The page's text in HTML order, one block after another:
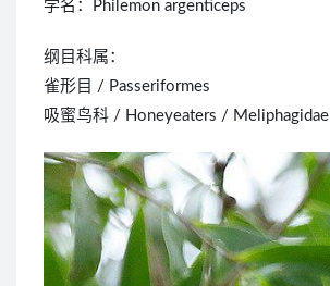
学名：Philemon argenticeps
纲目科属：
雀形目 / Passeriformes
吸蜜鸟科 / Honeyeaters / Meliphagidae